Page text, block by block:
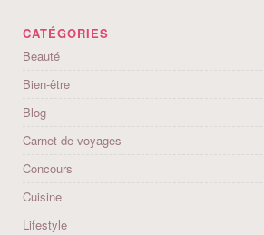
CATÉGORIES
Beauté
Bien-être
Blog
Carnet de voyages
Concours
Cuisine
Lifestyle